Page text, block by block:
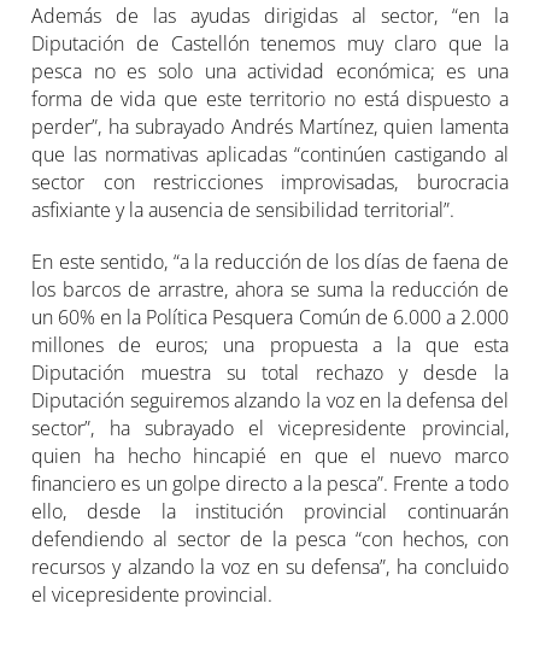
Además de las ayudas dirigidas al sector, “en la
Diputación de Castellón tenemos muy claro que la
pesca no es solo una actividad económica; es una
forma de vida que este territorio no está dispuesto a
perder”, ha subrayado Andrés Martínez, quien lamenta
que las normativas aplicadas “continúen castigando al
sector con restricciones improvisadas, burocracia
asfixiante y la ausencia de sensibilidad territorial”.
En este sentido, “a la reducción de los días de faena de
los barcos de arrastre, ahora se suma la reducción de
un 60% en la Política Pesquera Común de 6.000 a 2.000
millones de euros; una propuesta a la que esta
Diputación muestra su total rechazo y desde la
Diputación seguiremos alzando la voz en la defensa del
sector”, ha subrayado el vicepresidente provincial,
quien ha hecho hincapié en que el nuevo marco
financiero es un golpe directo a la pesca”. Frente a todo
ello, desde la institución provincial continuarán
defendiendo al sector de la pesca “con hechos, con
recursos y alzando la voz en su defensa”, ha concluido
el vicepresidente provincial.